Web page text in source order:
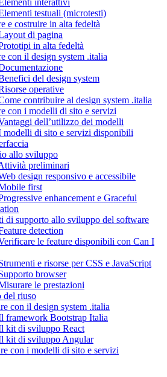
interattivi
testuali (microtesti)
e costruire in alta fedeltà
di pagina
in alta fedeltà
con il design system .italia
del design system
operative
contribuire al design system .italia
con i modelli di sito e servizi
dell’utilizzo dei modelli
modelli di sito e servizi disponibili
allo sviluppo
preliminari
design responsivo e accessibile
first
enhancement e Graceful
di supporto allo sviluppo del software
detection
le feature disponibili con Can I
e risorse per CSS e JavaScript
browser
le prestazioni
del riuso
con il design system .italia
framework Bootstrap Italia
kit di sviluppo React
kit di sviluppo Angular
con i modelli di sito e servizi